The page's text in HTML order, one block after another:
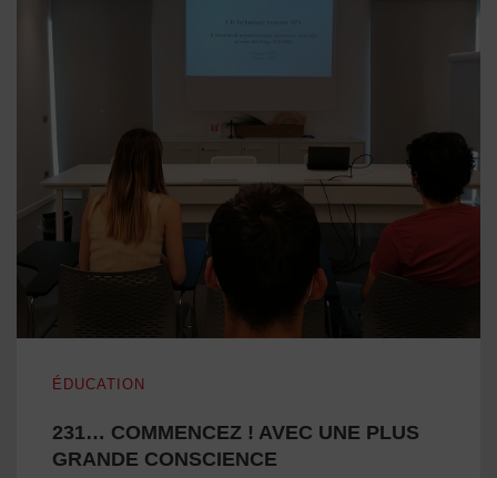
ÉDUCATION
231… COMMENCEZ ! AVEC UNE PLUS
GRANDE CONSCIENCE